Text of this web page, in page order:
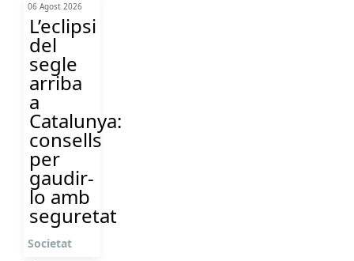
06 Agost 2026
L’eclipsi
del
segle
arriba
a
Catalunya:
consells
per
gaudir-
lo amb
seguretat
Societat